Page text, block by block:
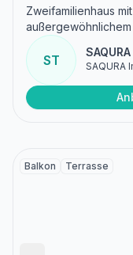
Zweifamilienhaus
ST SAQURA
Balkon Terrasse